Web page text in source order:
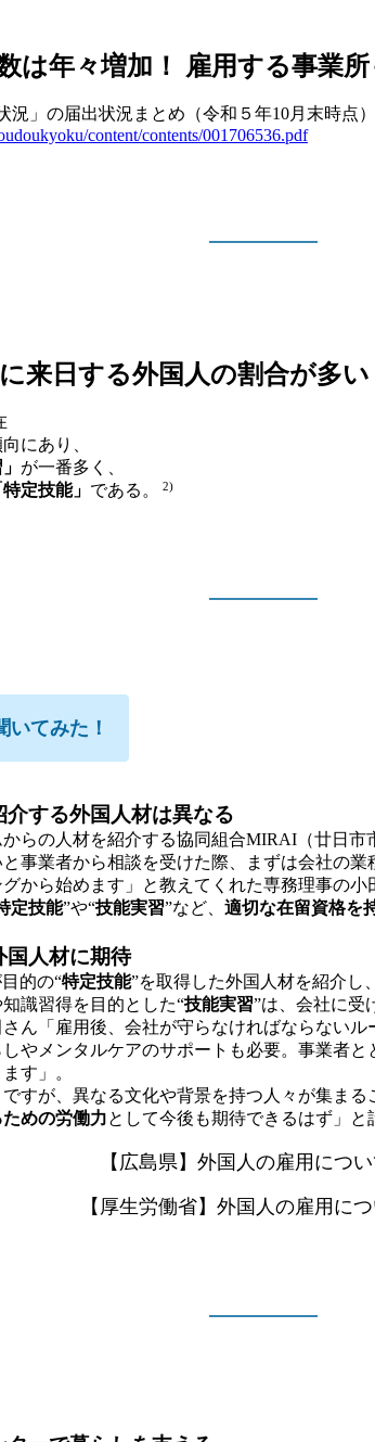
は年々増加！ 雇用する事業所
」の届出状況まとめ（令和５年10月末時点）
content/contents/001706536.pdf
来日する外国人の割合が多い
にあり、
が一番多く、
特定技能」 である。 2)
いてみた！
する外国人材は異なる
らの人材を紹介する協同組合MIRAI（廿日市
事業者から相談を受けた際、まずは会社の業
から始めます」と教えてくれた専務理事の小
定技能”や“技能実習”など、 適切な在留資格を
国人材に期待
的の“特定技能”を取得した外国人材を紹介し
識習得を目的とした“技能実習”は、会社に受
ん「雇用後、会社が守らなければならないル
やメンタルケアのサポートも必要。事業者と
す」。
すが、異なる文化や背景を持つ人々が集ま
めの労働力として今後も期待できるはず」と
【広島県】外国人の雇用につ
【厚生労働省】外国人の雇用に